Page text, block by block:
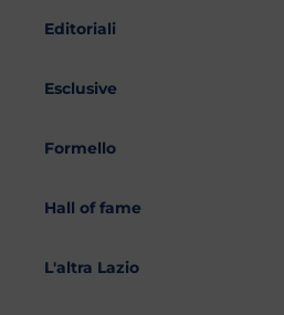
Editoriali
Esclusive
Formello
Hall of fame
L'altra Lazio